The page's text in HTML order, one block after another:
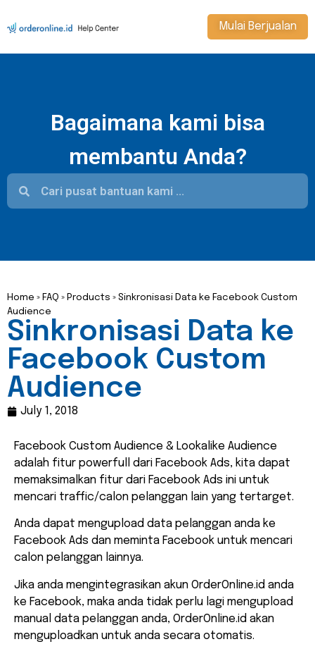
Mulai Berjualan
Bagaimana kami bisa
membantu Anda?
Home » FAQ » Products » Sinkronisasi Data ke Facebook Custom
Audience
Sinkronisasi Data ke
Facebook Custom
Audience
July 1, 2018
Facebook Custom Audience & Lookalike Audience
adalah fitur powerfull dari Facebook Ads, kita dapat
memaksimalkan fitur dari Facebook Ads ini untuk
mencari traffic/calon pelanggan lain yang tertarget.
Anda dapat mengupload data pelanggan anda ke
Facebook Ads dan meminta Facebook untuk mencari
calon pelanggan lainnya.
Jika anda mengintegrasikan akun OrderOnline.id anda
ke Facebook, maka anda tidak perlu lagi mengupload
manual data pelanggan anda, OrderOnline.id akan
menguploadkan untuk anda secara otomatis.